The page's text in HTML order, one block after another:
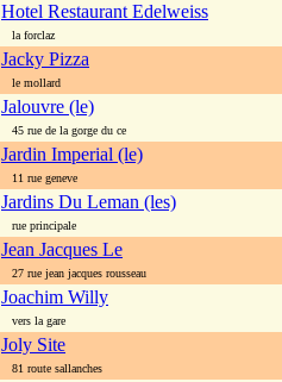
Hotel Restaurant Edelweiss
la forclaz
Jacky Pizza
le mollard
Jalouvre (le)
45 rue de la gorge du ce
Jardin Imperial (le)
11 rue geneve
Jardins Du Leman (les)
rue principale
Jean Jacques Le
27 rue jean jacques rousseau
Joachim Willy
vers la gare
Joly Site
81 route sallanches